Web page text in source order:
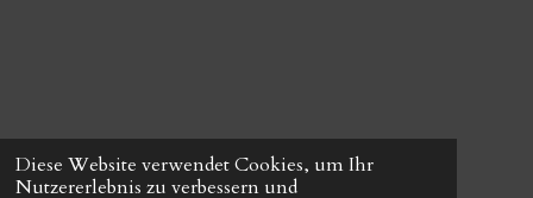
Diese Website verwendet Cookies, um Ihr
Nutzererlebnis zu verbessern und